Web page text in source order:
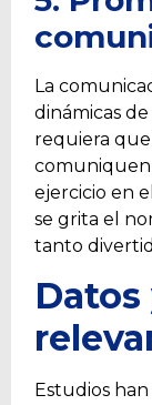
La
dinámicas
requiera
comuniquen
ejercicio en
se grita el
tanto
Estudios